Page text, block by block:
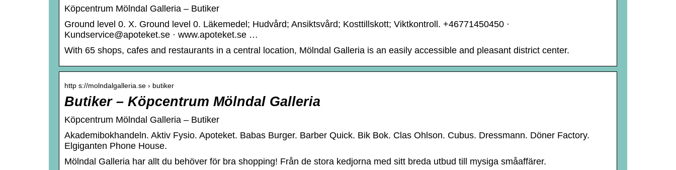
Köpcentrum Mölndal Galleria – Butiker
Ground level 0. X. Ground level 0. Läkemedel; Hudvård; Ansiktsvård; Kosttillskott; Viktkontroll. +46771450450 ·
Kundservice@apoteket.se · www.apoteket.se …
With 65 shops, cafes and restaurants in a central location, Mölndal Galleria is an easily accessible and pleasant district center.
http s://molndalgalleria.se › butiker
Butiker – Köpcentrum Mölndal Galleria
Köpcentrum Mölndal Galleria – Butiker
Akademibokhandeln. Aktiv Fysio. Apoteket. Babas Burger. Barber Quick. Bik Bok. Clas Ohlson. Cubus. Dressmann. Döner Factory.
Elgiganten Phone House.
Mölndal Galleria har allt du behöver för bra shopping! Från de stora kedjorna med sitt breda utbud till mysiga småaffärer.